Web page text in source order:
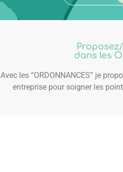
dans les
Avec les “ORDONNANCES” je
entreprise pour soigner les